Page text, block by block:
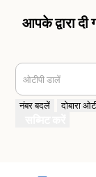
आपके द्वारा
ओटीपी डालें
नंबर बदलें दोबारा